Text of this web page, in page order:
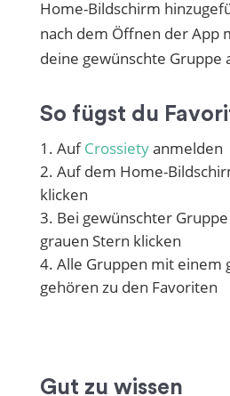
Home-Bildschirm
nach dem Öffnen der App
deine gewünschte Gruppe
So fügst du
AufCrossietyanmelden
Auf dem Home-
klicken
Bei gewünschter
grauen Stern klicken
Alle Gruppen mit einem
gehören zu den Favoriten
Gut zu wissen